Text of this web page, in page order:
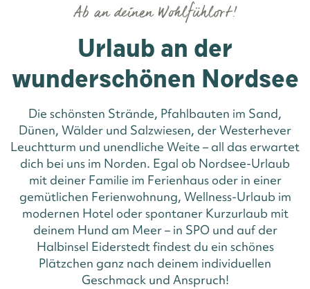
Urlaub an der
wunderschönen Nordsee
Ab an deinen Wohlfühlort!
Die schönsten Strände, Pfahlbauten im Sand,
Dünen, Wälder und Salzwiesen, der Westerhever
Leuchtturm und unendliche Weite – all das erwartet
dich bei uns im Norden. Egal ob Nordsee-Urlaub
mit deiner Familie im Ferienhaus oder in einer
gemütlichen Ferienwohnung, Wellness-Urlaub im
modernen Hotel oder spontaner Kurzurlaub mit
deinem Hund am Meer – in SPO und auf der
Halbinsel Eiderstedt findest du ein schönes
Plätzchen ganz nach deinem individuellen
Geschmack und Anspruch!